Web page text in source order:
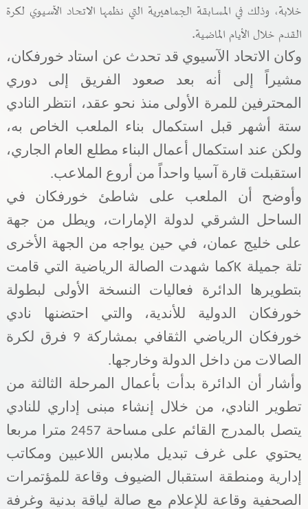
خلابة، وذلك في المسابقة الجماهيرية التي نظمها الاتحاد الآسيوي لكرة
القدم خلال الأيام الماضية.
وكان الاتحاد الآسيوي قد تحدث عن استاد خورفكان،
مشيراً إلى أنه بعد صعود الفريق إلى دوري
المحترفين للمرة الأولى منذ نحو عقد، انتظر النادي
ستة أشهر قبل استكمال بناء الملعب الخاص به،
ولكن عند استكمال أعمال البناء مطلع العام الجاري،
استقبلت قارة آسيا واحداً من أروع الملاعب.
وأوضح أن الملعب على شاطئ خورفكان في
الساحل الشرقي لدولة الإمارات، ويطل من جهة
على خليج عمان، في حين يواجه من الجهة الأخرى
تلة جميلةKكما شهدت الصالة الرياضية التي قامت
بتطويرها الدائرة فعاليات النسخة الأولى لبطولة
خورفكان الدولية للأندية، والتي احتضنها نادي
خورفكان الرياضي الثقافي بمشاركة 9 فرق لكرة
الصالات من داخل الدولة وخارجها.
وأشار أن الدائرة بدأت بأعمال المرحلة الثالثة من
تطوير النادي، من خلال إنشاء مبنى إداري للنادي
يتصل بالمدرج القائم على مساحة 2457 مترا مربعا
يحتوي على غرف تبديل ملابس اللاعبين ومكاتب
إدارية ومنطقة استقبال الضيوف وقاعة للمؤتمرات
الصحفية وقاعة للإعلام مع صالة لياقة بدنية وغرفة